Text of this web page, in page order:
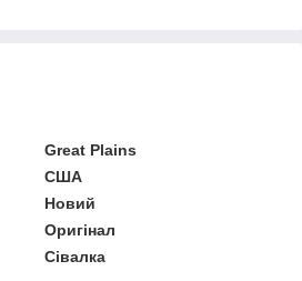
Great Plains
США
Новий
Оригінал
Сівалка